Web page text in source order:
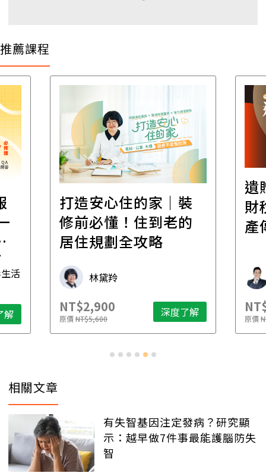
推薦課程
活
解
打造安心住的家｜裝
修前必懂！住到老的
居住規劃全攻略
林黛羚
NT$2,900
原價NT$5,600 深度了解
遺
財
產
原價
相關文章
有失智基因注定發病？研究顯
示：越早做7件事最能護腦防失
智